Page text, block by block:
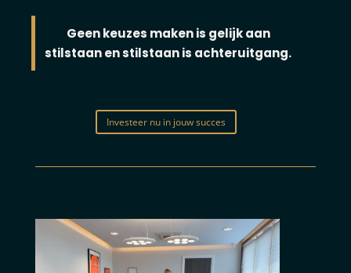
Geen keuzes maken is gelijk aan
stilstaan en stilstaan is achteruitgang.
Investeer nu in jouw succes